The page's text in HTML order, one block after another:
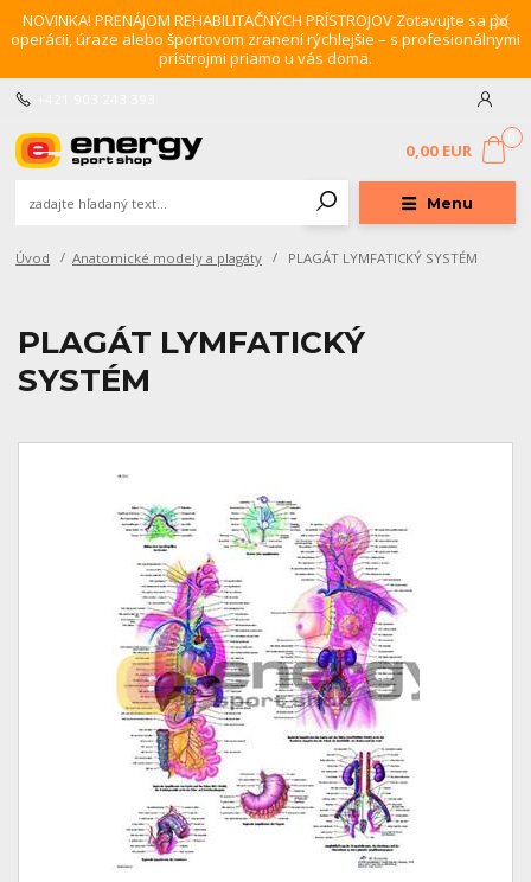
NOVINKA! PRENÁJOM REHABILITAČNÝCH PRÍSTROJOV Zotavujte sa po
operácii, úraze alebo športovom zranení rýchlejšie – s profesionálnymi
prístrojmi priamo u vás doma.
Menu
0,00 EUR
Úvod Anatomické modely a plagáty PLAGÁT LYMFATICKÝ SYSTÉM
PLAGÁT LYMFATICKÝ
SYSTÉM